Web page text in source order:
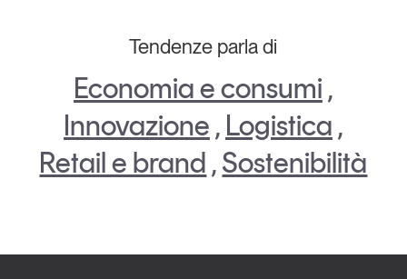
Tendenze parla di
Economia e consumi ,
Innovazione , Logistica ,
Retail e brand ,Sostenibilità